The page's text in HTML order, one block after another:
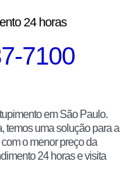
24 horas
7100
em São Paulo.
temos uma solução para a
o menor preço da
24 horas e visita